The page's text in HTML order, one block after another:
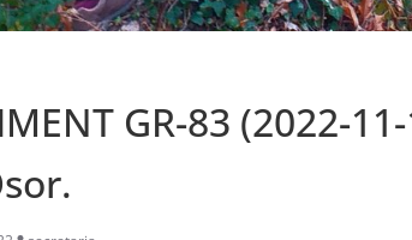
GR-83 (2022-